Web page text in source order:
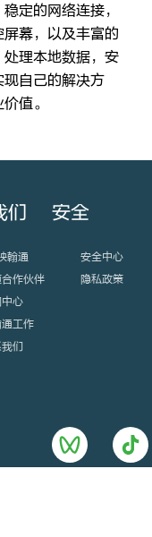
定的网络连接，
幕，以及丰富的
理本地数据，安
自己的解决方
值。
们
翰通
作伙伴
心
工作
们
安全
安全中心
隐私政策